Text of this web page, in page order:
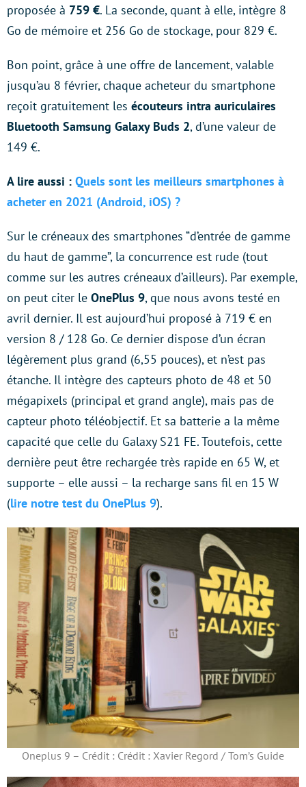
proposée à 759 €. La seconde, quant à elle, intègre 8
Go de mémoire et 256 Go de stockage, pour 829 €.
Bon point, grâce à une offre de lancement, valable
jusqu’au 8 février, chaque acheteur du smartphone
reçoit gratuitement les écouteurs intra auriculaires
Bluetooth Samsung Galaxy Buds 2, d’une valeur de
149 €.
A lire aussi : Quels sont les meilleurs smartphones à
acheter en 2021 (Android, iOS) ?
Sur le créneaux des smartphones “d’entrée de gamme
du haut de gamme”, la concurrence est rude (tout
comme sur les autres créneaux d’ailleurs). Par exemple,
on peut citer le OnePlus 9, que nous avons testé en
avril dernier. Il est aujourd’hui proposé à 719 € en
version 8 / 128 Go. Ce dernier dispose d’un écran
légèrement plus grand (6,55 pouces), et n’est pas
étanche. Il intègre des capteurs photo de 48 et 50
mégapixels (principal et grand angle), mais pas de
capteur photo téléobjectif. Et sa batterie a la même
capacité que celle du Galaxy S21 FE. Toutefois, cette
dernière peut être rechargée très rapide en 65 W, et
supporte – elle aussi – la recharge sans fil en 15 W
(lire notre test du OnePlus 9).
Oneplus 9 – Crédit : Crédit : Xavier Regord / Tom’s Guide